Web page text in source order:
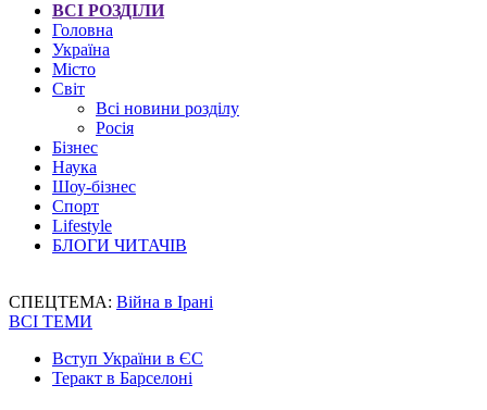
ВСІ РОЗДІЛИ
Головна
Україна
Місто
Світ
Всі новини розділу
Росія
Бізнес
Наука
Шоу-бізнес
Спорт
Lifestyle
БЛОГИ ЧИТАЧІВ
СПЕЦТЕМА: Війна в Ірані
ВСІ ТЕМИ
Вступ України в ЄС
Теракт в Барселоні